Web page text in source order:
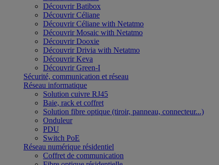
Découvrir Batibox
Découvrir Céliane
Découvrir Céliane with Netatmo
Découvrir Mosaic with Netatmo
Découvrir Dooxie
Découvrir Drivia with Netatmo
Découvrir Keva
Découvrir Green-I
Sécurité, communication et réseau
Réseau informatique
Solution cuivre RJ45
Baie, rack et coffret
Solution fibre optique (tiroir, panneau, connecteur...)
Onduleur
PDU
Switch PoE
Réseau numérique résidentiel
Coffret de communication